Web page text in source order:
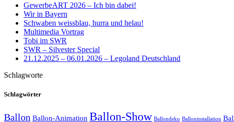
GewerbeART 2026 – Ich bin dabei!
Wir in Bayern
Schwaben weissblau, hurra und helau!
Multimedia Vortrag
Tobi im SWR
SWR – Silvester Special
21.12.2025 – 06.01.2026 – Legoland Deutschland
Schlagworte
Schlagwörter
Ballon Ballon-Animation Ballon-Show Ballondeko Balloninstallation